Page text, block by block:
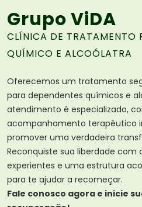
Grupo ViDA
CLÍNICA DE TRATAMENTO
QUÍMICO E ALCOÓLATRA
Oferecemos um tratamento
para dependentes químicos e
atendimento é especializado,
acompanhamento terapêutico
promover uma verdadeira
Reconquiste sua liberdade com
experientes e uma estrutura
para te ajudar a recomeçar.
Fale conosco agora e inicie